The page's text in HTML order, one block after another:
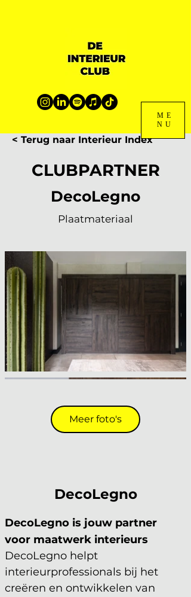
ME
NU
< Terug naar Interieur Index
CLUBPARTNER
DecoLegno
Plaatmateriaal
Meer foto's
DecoLegno
DecoLegno is jouw partner
voor maatwerk interieurs
DecoLegno helpt
interieurprofessionals bij het
creëren en ontwikkelen van